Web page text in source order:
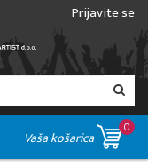
Prijavite se
Vaša košarica
0